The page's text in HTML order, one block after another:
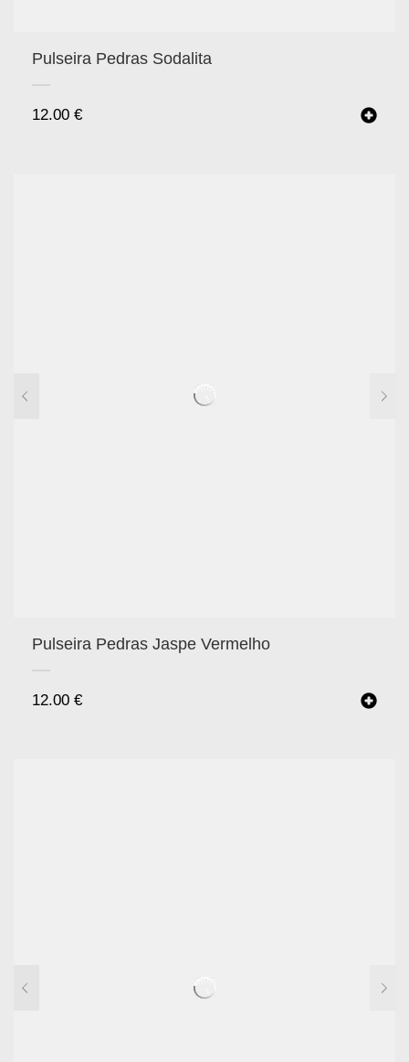
Pulseira Pedras Sodalita
12.00 €
Pulseira Pedras Jaspe Vermelho
12.00 €